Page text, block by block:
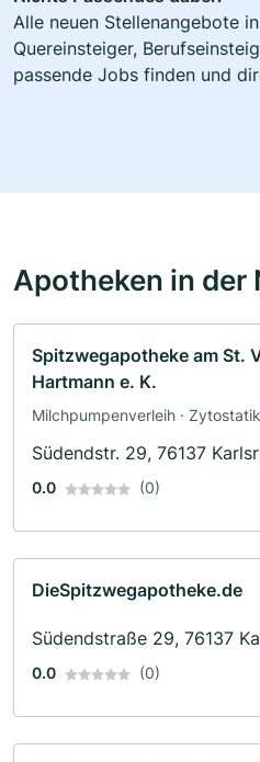
Alle neuen Stellenangebote
Quereinsteiger,
passende Jobs finden und
Apotheken in der
Spitzwegapotheke am St.
Hartmann e. K.
Milchpumpenverleih ·
Südendstr. 29, 76137
0.0 (0)
DieSpitzwegapotheke.de
Südendstraße 29, 76137
0.0 (0)